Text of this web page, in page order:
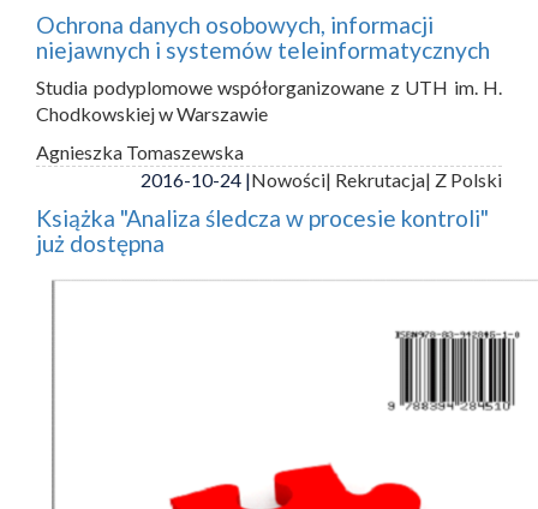
Ochrona danych osobowych, informacji
niejawnych i systemów teleinformatycznych
Studia podyplomowe współorganizowane z UTH im. H.
Chodkowskiej w Warszawie
Agnieszka Tomaszewska
2016-10-24 |Nowości| Rekrutacja| Z Polski
Książka "Analiza śledcza w procesie kontroli"
już dostępna